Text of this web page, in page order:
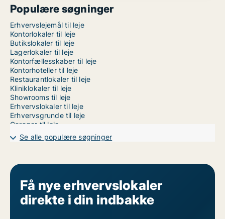
Populære søgninger
Erhvervslejemål til leje
Kontorlokaler til leje
Butikslokaler til leje
Lagerlokaler til leje
Kontorfællesskaber til leje
Kontorhoteller til leje
Restaurantlokaler til leje
Kliniklokaler til leje
Showrooms til leje
Erhvervslokaler til leje
Erhvervsgrunde til leje
Garager til leje
Værkstedslokaler til leje på Amager
Værkstedslokaler til leje på Bornholm
Værkstedslokaler til leje i København
Værkstedslokaler til leje i Nordsjælland
Værkstedslokaler til leje i Odense
Værkstedslokaler til leje i Randers
Værkstedslokaler til leje i Region Midtjylland
Se alle populære søgninger
Få nye erhvervslokaler
direkte i din indbakke